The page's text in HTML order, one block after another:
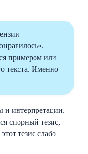
примером или
текста. Именно
и интерпретации.
спорный тезис,
тезис слабо